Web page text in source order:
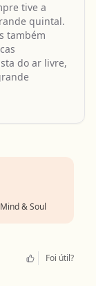
tive a
quintal.
também
do ar livre,
& Soul
Foi útil?